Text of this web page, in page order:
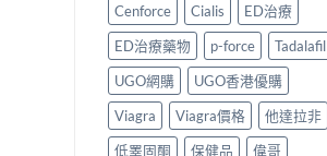
Cenforce Cialis
ED治療
ED治療藥物
p-force
Tadalafil
UGO網購
UGO香港優購
Viagra
Viagra價格
他達拉非
低睪固酮
保健品
偉哥